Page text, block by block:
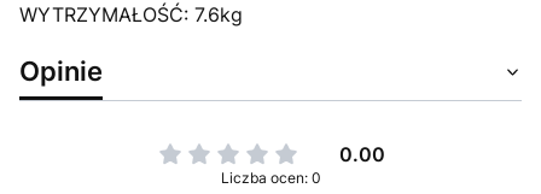
WYTRZYMAŁOŚĆ: 7.6kg
Opinie
0.00
Liczba ocen: 0